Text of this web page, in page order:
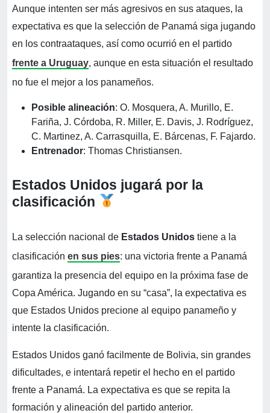
Aunque intenten ser más agresivos en sus ataques, la
expectativa es que la selección de Panamá siga jugando
en los contraataques, así como ocurrió en el partido
frente a Uruguay, aunque en esta situación el resultado
no fue el mejor a los panameños.
Posible alineación: O. Mosquera, A. Murillo, E.
Fariña, J. Córdoba, R. Miller, E. Davis, J. Rodríguez,
C. Martinez, A. Carrasquilla, E. Bárcenas, F. Fajardo.
Entrenador: Thomas Christiansen.
Estados Unidos jugará por la
clasificación
La selección nacional de Estados Unidos tiene a la
clasificación en sus pies: una victoria frente a Panamá
garantiza la presencia del equipo en la próxima fase de
Copa América. Jugando en su “casa”, la expectativa es
que Estados Unidos precione al equipo panameño y
intente la clasificación.
Estados Unidos ganó facilmente de Bolivia, sin grandes
dificultades, e intentará repetir el hecho en el partido
frente a Panamá. La expectativa es que se repita la
formación y alineación del partido anterior.